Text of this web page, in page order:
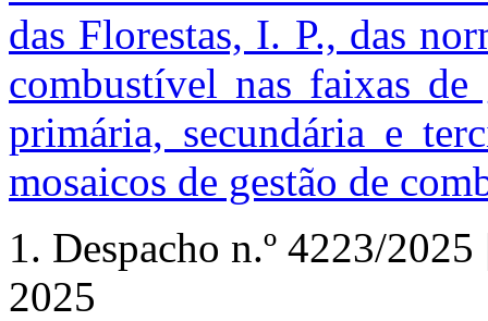
das Florestas, I. P., das
combustível nas faixas de
primária, secundária e
mosaicos de gestão de
1. Despacho n.º 4223/2025
2025